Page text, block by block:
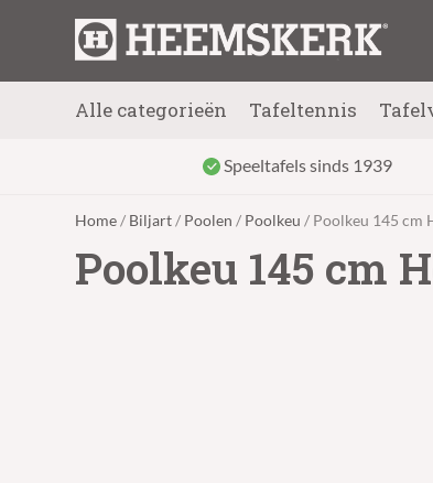
Alle categorieën Tafeltennis
Speeltafels sinds 1939
Home/ Biljart/ Poolen / Poolkeu / Poolkeu 145 cm
Poolkeu 145 cm